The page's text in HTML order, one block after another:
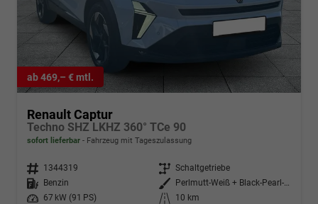
ab 469,– € mtl.
Renault Captur
Techno SHZ LKHZ 360° TCe 90
sofort lieferbar Fahrzeug mit Tageszulassung
Fahrzeugnr. 1344319 Getriebe Schaltgetriebe
Kraftstoff
Benzin Außenfarbe
Perlmutt-Weiß + Black-Pearl-Sch
Leistung
67 kW (91 PS) Kilometerstand
10 km